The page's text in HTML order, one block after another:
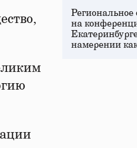
на
намерении